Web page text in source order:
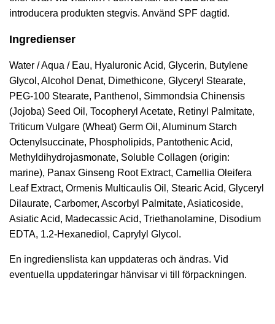
introducera produkten stegvis. Använd SPF dagtid.
Ingredienser
Water / Aqua / Eau, Hyaluronic Acid, Glycerin, Butylene
Glycol, Alcohol Denat, Dimethicone, Glyceryl Stearate,
PEG-100 Stearate, Panthenol, Simmondsia Chinensis
(Jojoba) Seed Oil, Tocopheryl Acetate, Retinyl Palmitate,
Triticum Vulgare (Wheat) Germ Oil, Aluminum Starch
Octenylsuccinate, Phospholipids, Pantothenic Acid,
Methyldihydrojasmonate, Soluble Collagen (origin:
marine), Panax Ginseng Root Extract, Camellia Oleifera
Leaf Extract, Ormenis Multicaulis Oil, Stearic Acid, Glyceryl
Dilaurate, Carbomer, Ascorbyl Palmitate, Asiaticoside,
Asiatic Acid, Madecassic Acid, Triethanolamine, Disodium
EDTA, 1.2-Hexanediol, Caprylyl Glycol.
En ingredienslista kan uppdateras och ändras. Vid
eventuella uppdateringar hänvisar vi till förpackningen.